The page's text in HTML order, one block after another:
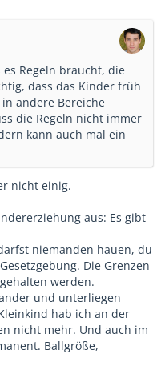
Regeln braucht, die
dass das Kinder früh
andere Bereiche
die Regeln nicht immer
kann auch mal ein
nicht einig.
aus: Es gibt
niemanden hauen, du
Die Grenzen
werden.
und unterliegen
hab ich an der
nicht mehr. Und auch im
Ballgröße,